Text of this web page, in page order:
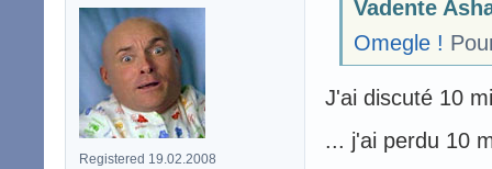
Registered 19.02.2008
Vadente
Omegle !
J'ai discuté 10
... j'ai perdu 10